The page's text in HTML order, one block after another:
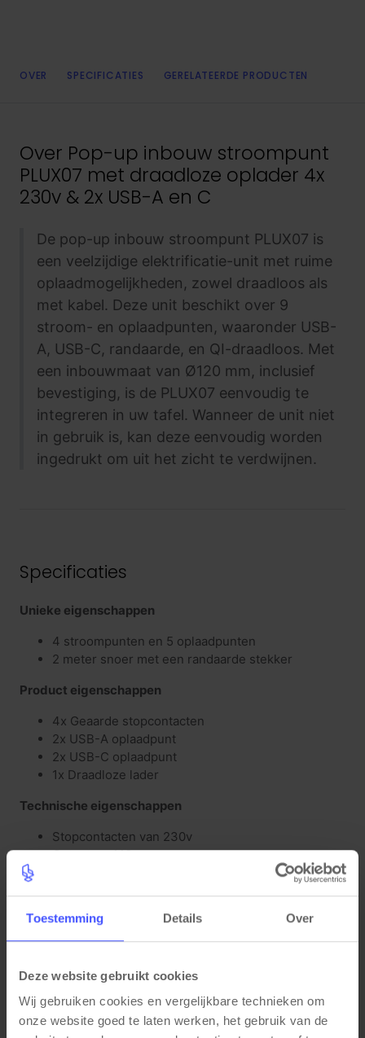
Toestemming Details Over
Deze website gebruikt cookies
Wij gebruiken cookies en vergelijkbare technieken om
onze website goed te laten werken, het gebruik van de
OVER SPECIFICATIES GERELATEERDE PRODUCTEN
Over Pop-up inbouw stroompunt
PLUX07 met draadloze oplader 4x
230v & 2x USB-A en C
De pop-up inbouw stroompunt PLUX07 is
een veelzijdige elektrificatie-unit met ruime
oplaadmogelijkheden, zowel draadloos als
met kabel. Deze unit beschikt over 9
stroom- en oplaadpunten, waaronder USB-
A, USB-C, randaarde, en QI-draadloos. Met
een inbouwmaat van Ø120 mm, inclusief
bevestiging, is de PLUX07 eenvoudig te
integreren in uw tafel. Wanneer de unit niet
in gebruik is, kan deze eenvoudig worden
ingedrukt om uit het zicht te verdwijnen.
Specificaties
Unieke eigenschappen
4 stroompunten en 5 oplaadpunten
2 meter snoer met een randaarde stekker
Product eigenschappen
4x Geaarde stopcontacten
2x USB-A oplaadpunt
2x USB-C oplaadpunt
1x Draadloze lader
Technische eigenschappen
Stopcontacten van 230v
Getest op A16
Kleur
Zwart